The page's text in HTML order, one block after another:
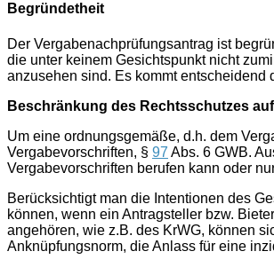
Begründetheit
Der Vergabenachprüfungsantrag ist
die unter keinem Gesichtspunkt nicht
anzusehen sind. Es kommt entscheidend
Beschränkung des Rechtsschutzes
Um eine ordnungsgemäße, d.h. dem
Vergabevorschriften, § 97 Abs. 6 GWB.
Vergabevorschriften berufen kann oder
Berücksichtigt man die Intentionen des
können, wenn ein Antragsteller bzw.
angehören, wie z.B. des KrWG, können
Anknüpfungsnorm, die Anlass für eine